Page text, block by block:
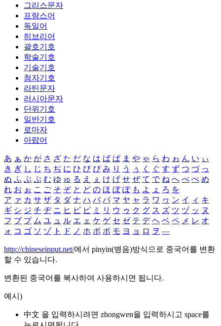
그리스문자
프랑스어
독일어
히브리어
괄호기호
학술기호
기술기호
첨자기호
라틴문자
러시아문자
단위기호
일반기호
로마자
아랍어
あ ぁ か が さ ざ た だ な は ば ぱ ま や ゃ ら わ ゎ ん い ぃ
き ぎ し じ ち ぢ に ひ び ぴ み り う ぅ く ぐ す ず つ づ っ
ぬ ふ ぶ ぷ む ゆ ゅ る え ぇ け げ せ ぜ て で ね へ べ ぺ め
れ お ぉ こ ご そ ぞ と ど の ほ ぼ ぽ も よ ょ ろ を
ア ァ カ サ ザ タ ダ ナ ハ バ パ マ ヤ ャ ラ ワ ヮ ン イ ィ キ
ギ シ ジ チ ヂ ニ ヒ ビ ピ ミ リ ウ ゥ ク グ ス ズ ツ ヅ ッ ヌ
フ ブ プ ム ユ ュ ル エ ェ ケ ゲ セ ゼ テ デ ヘ ベ ペ メ レ オ
ォ コ ゴ ソ ゾ ト ド ノ ホ ボ ポ モ ヨ ョ ロ ヲ ―
http://chineseinput.net/에서 pinyin(병음)방식으로 중국어를 변환
할 수 있습니다.
변환된 중국어를 복사하여 사용하시면 됩니다.
예시)
中文 을 입력하시려면 zhongwen을 입력하시고 space를